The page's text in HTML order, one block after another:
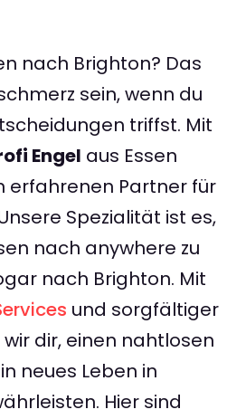
nach Brighton? Das
sein, wenn du
triffst. Mit
Engel aus Essen
erfahrenen Partner für
Spezialität ist es,
nach anywhere zu
nach Brighton. Mit
und sorgfältiger
dir, einen nahtlosen
neues Leben in
Hier sind